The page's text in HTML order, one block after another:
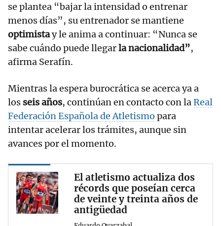
se plantea “bajar la intensidad o entrenar
menos días”, su entrenador se mantiene
optimistay le anima a continuar: “Nunca se
sabe cuándo puede llegarla nacionalidad”,
afirma Serafín.
Mientras la espera burocrática se acerca ya a
los seis años, continúan en contacto con laReal
Federación Española de Atletismo para
intentar acelerar los trámites, aunque sin
avances por el momento.
El atletismo actualiza dos
récords que poseían cerca
de veinte y treinta años de
antigüedad